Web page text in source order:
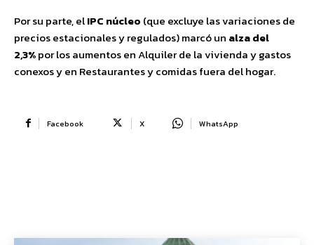
Por su parte, elIPC núcleo (que excluye las variaciones de
precios estacionales y regulados) marcó un alza del
2,3%por los aumentos en Alquiler de la vivienda y gastos
conexos y en Restaurantes y comidas fuera del hogar.
Facebook X WhatsApp